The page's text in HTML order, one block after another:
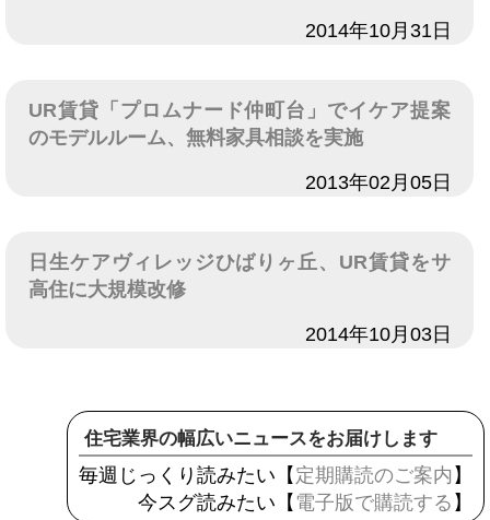
2014年10月31日
UR賃貸「プロムナード仲町台」でイケア提案
のモデルルーム、無料家具相談を実施
2013年02月05日
日生ケアヴィレッジひばりヶ丘、UR賃貸をサ
高住に大規模改修
2014年10月03日
住宅業界の幅広いニュースをお届けします
毎週じっくり読みたい【 定期購読のご案内 】
今スグ読みたい【 電子版で購読する 】